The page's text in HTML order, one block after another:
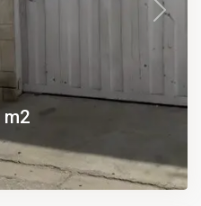
Next
m2